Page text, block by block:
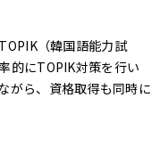
（韓国語能力試
的にTOPIK対策を行い
がら、資格取得も同時に